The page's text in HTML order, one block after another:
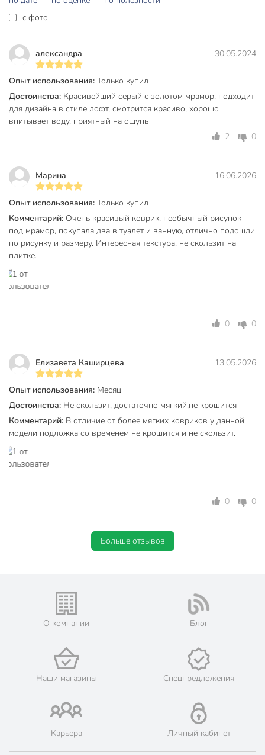
Техническая информация
Длина, см
Количество в наборе, шт
Страна производства
Китай
Форма
прямоугольный
непрозрачные
Массажный эффект
без массажного
Присоски
без присосок
Антибактериальный
не
антибактериальные
Антискользящий
Назначение
Размер
40х60 см
Рисунок
мрамор
Артикул производителя
1 x 40 x 60 см
c фото
александра 30.05.2024
Опыт использования: Только купил
Достоинства: Красивейший серый с золотом мрамор, подходит
для дизайна в стиле лофт, смотрится красиво, хорошо
впитывает воду, приятный на ощупь
2
0
Марина 16.06.2026
Опыт использования: Только купил
Комментарий: Очень красивый коврик, необычный рисунок
под мрамор, покупала два в туалет и ванную, отлично подошли
по рисунку и размеру. Интересная текстура, не скользит на
плитке.
0 0
Елизавета Каширцева 13.05.2026
Опыт использования: Месяц
Достоинства: Не скользит, достаточно мягкий,не крошится
Комментарий: В отличие от более мягких ковриков у данной
модели подложка со временем не крошится и не скользит.
0 0
Больше отзывов
О компании Блог
Наши магазины Спецпредложения
Карьера Личный кабинет